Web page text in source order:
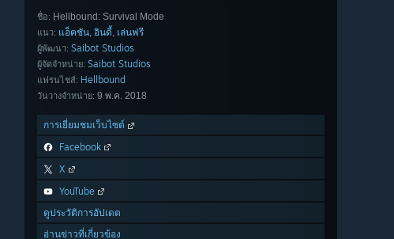
ชื่อ: Hellbound: Survival Mode
แนว: แอ็คชัน, อินดี้, เล่นฟรี
ผู้พัฒนา: Saibot Studios
ผู้จัดจำหน่าย: Saibot Studios
แฟรนไชส์: Hellbound
วันวางจำหน่าย: 9 พ.ค. 2018
การเยี่ยมชมเว็บไซต์
Facebook
X
YouTube
ดูประวัติการอัปเดต
อ่านข่าวที่เกี่ยวข้อง